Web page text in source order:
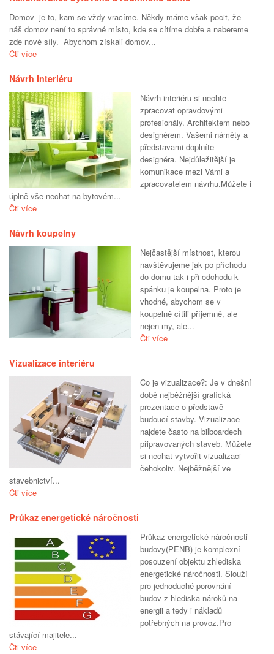
Domov je to, kam se vždy vracíme. Někdy máme však pocit, že
náš domov není to správné místo, kde se cítíme dobře a nabereme
zde nové síly. Abychom získali domov...
Čti více
Návrh interiéru
Návrh interiéru si nechte
zpracovat opravdovými
profesionály. Architektem nebo
designérem. Vašemi náměty a
představami doplníte
designéra. Nejdůležitější je
komunikace mezi Vámi a
zpracovatelem návrhu.Můžete i
úplně vše nechat na bytovém...
Čti více
Návrh koupelny
Nejčastější místnost, kterou
navštěvujeme jak po příchodu
do domu tak i při odchodu k
spánku je koupelna. Proto je
vhodné, abychom se v
koupelně cítili příjemně, ale
nejen my, ale...
Čti více
Vizualizace interiéru
Co je vizualizace?: Je v dnešní
době nejběžnější grafická
prezentace o představě
budoucí stavby. Vizualizace
najdete často na bilboardech
připravovaných staveb. Můžete
si nechat vytvořit vizualizaci
čehokoliv. Nejběžnější ve
stavebnictví...
Čti více
Průkaz energetické náročnosti
Průkaz energetické náročnosti
budovy(PENB) je komplexní
posouzení objektu zhlediska
energetické náročnosti. Slouží
pro jednoduché porovnání
budov z hlediska nároků na
energii a tedy i nákladů
potřebných na provoz.Pro
stávající majitele...
Čti více